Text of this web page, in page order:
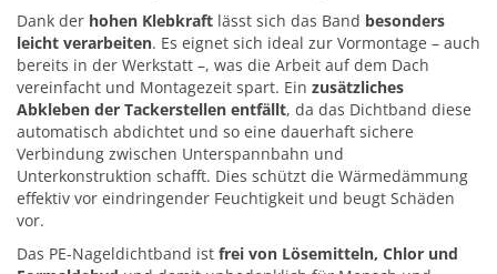
Dank der hohen Klebkraft lässt sich das Band besonders
leicht verarbeiten. Es eignet sich ideal zur Vormontage – auch
bereits in der Werkstatt –, was die Arbeit auf dem Dach
vereinfacht und Montagezeit spart. Ein zusätzliches
Abkleben der Tackerstellen entfällt, da das Dichtband diese
automatisch abdichtet und so eine dauerhaft sichere
Verbindung zwischen Unterspannbahn und
Unterkonstruktion schafft. Dies schützt die Wärmedämmung
effektiv vor eindringender Feuchtigkeit und beugt Schäden
vor.
Das PE-Nageldichtband ist frei von Lösemitteln, Chlor und